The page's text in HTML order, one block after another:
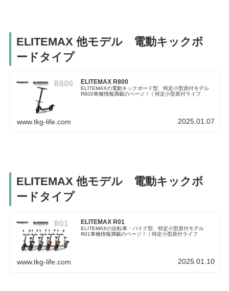
ELITEMAX 他モデル 電動キックボ
ードタイプ
ELITEMAX R800
ELITEMAXの電動キックボード型、特定小型原付モデル
R800車種情報満載のページ！｜特定小型原付ライフ
www.tkg-life.com 2025.01.07
ELITEMAX 他モデル 電動キックボ
ードタイプ
ELITEMAX R01
ELITEMAXの自転車・バイク型、特定小型原付モデル
R01車種情報満載のページ！｜特定小型原付ライフ
www.tkg-life.com 2025.01.10